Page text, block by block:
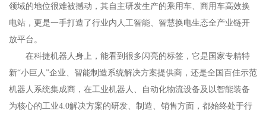
领域的地位很难被撼动，其自主研发生产的乘用车、商用车高效换
电站，更是一手打造了行业内人工智能、智慧换电生态全产业链开
放平台。
在科捷机器人身上，能看到很多闪亮的标签，它是国家专精特
新“小巨人”企业、智能制造系统解决方案提供商，还是全国百佳示范
机器人系统集成商，在工业机器人、自动化物流设备及以智能装备
为核心的工业4.0解决方案的研发、制造、销售方面，都始终处于行